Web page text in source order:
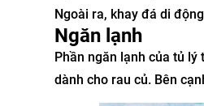
Ngoài ra, khay đá di
Ngăn lạnh
Phần ngăn lạnh của tủ
dành cho rau củ. Bên